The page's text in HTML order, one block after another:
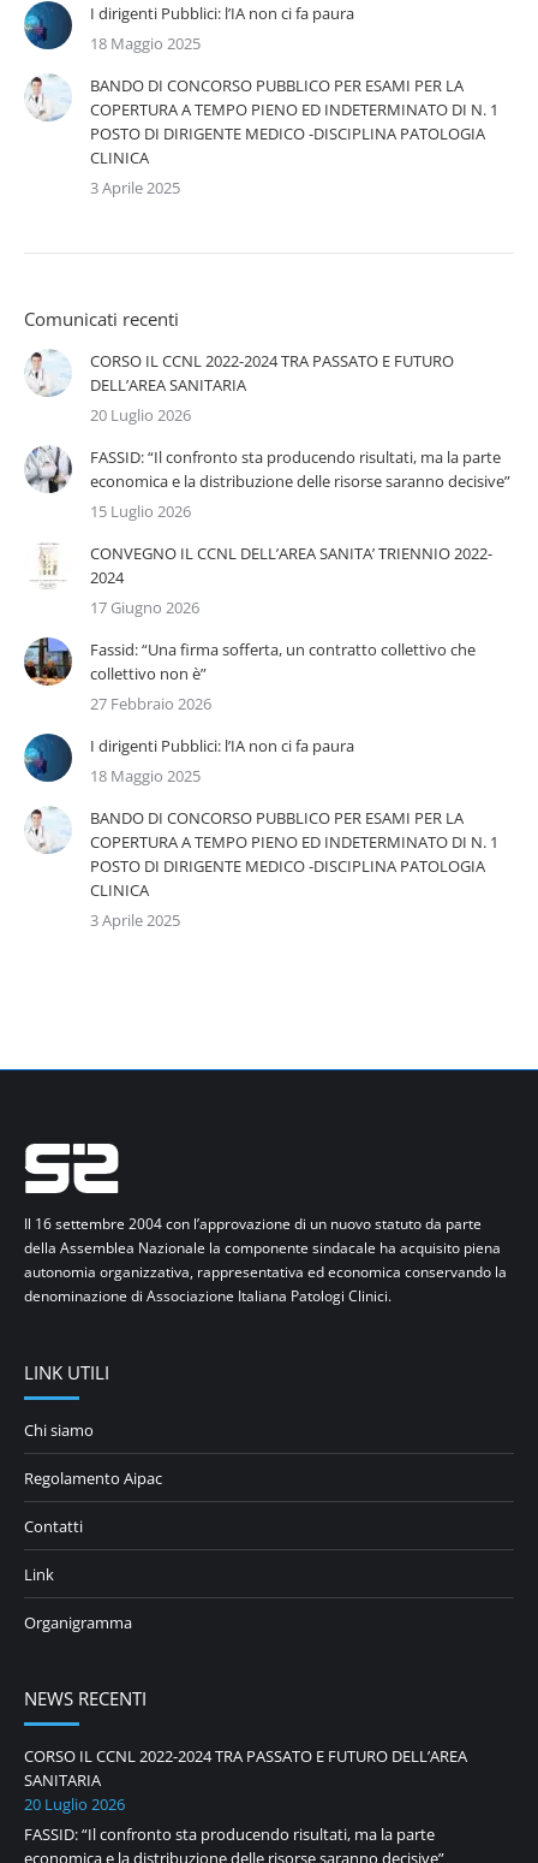
I dirigenti Pubblici: l’IA non ci fa paura
18 Maggio 2025
BANDO DI CONCORSO PUBBLICO PER ESAMI PER LA
COPERTURA A TEMPO PIENO ED INDETERMINATO DI N. 1
POSTO DI DIRIGENTE MEDICO -DISCIPLINA PATOLOGIA
CLINICA
3 Aprile 2025
Comunicati recenti
CORSO IL CCNL 2022-2024 TRA PASSATO E FUTURO
DELL’AREA SANITARIA
20 Luglio 2026
FASSID: “Il confronto sta producendo risultati, ma la parte
economica e la distribuzione delle risorse saranno decisive”
15 Luglio 2026
CONVEGNO IL CCNL DELL’AREA SANITA’ TRIENNIO 2022-
2024
17 Giugno 2026
Fassid: “Una firma sofferta, un contratto collettivo che
collettivo non è”
27 Febbraio 2026
I dirigenti Pubblici: l’IA non ci fa paura
18 Maggio 2025
BANDO DI CONCORSO PUBBLICO PER ESAMI PER LA
COPERTURA A TEMPO PIENO ED INDETERMINATO DI N. 1
POSTO DI DIRIGENTE MEDICO -DISCIPLINA PATOLOGIA
CLINICA
3 Aprile 2025
Il 16 settembre 2004 con l’approvazione di un nuovo statuto da parte
della Assemblea Nazionale la componente sindacale ha acquisito piena
autonomia organizzativa, rappresentativa ed economica conservando la
denominazione di Associazione Italiana Patologi Clinici.
LINK UTILI
Chi siamo
Regolamento Aipac
Contatti
Link
Organigramma
NEWS RECENTI
CORSO IL CCNL 2022-2024 TRA PASSATO E FUTURO DELL’AREA
SANITARIA
20 Luglio 2026
FASSID: “Il confronto sta producendo risultati, ma la parte
economica e la distribuzione delle risorse saranno decisive”